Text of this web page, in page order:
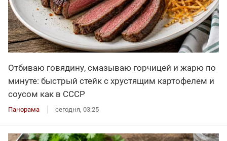
Отбиваю говядину, смазываю горчицей и жарю по
минуте: быстрый стейк с хрустящим картофелем и
соусом как в СССР
Панорама сегодня, 03:25